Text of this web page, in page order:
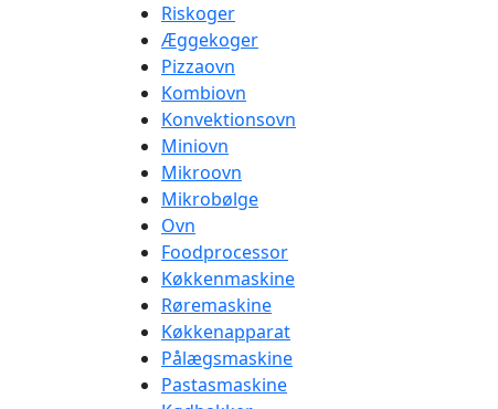
Riskoger
Æggekoger
Pizzaovn
Kombiovn
Konvektionsovn
Miniovn
Mikroovn
Mikrobølge
Ovn
Foodprocessor
Køkkenmaskine
Røremaskine
Køkkenapparat
Pålægsmaskine
Pastasmaskine